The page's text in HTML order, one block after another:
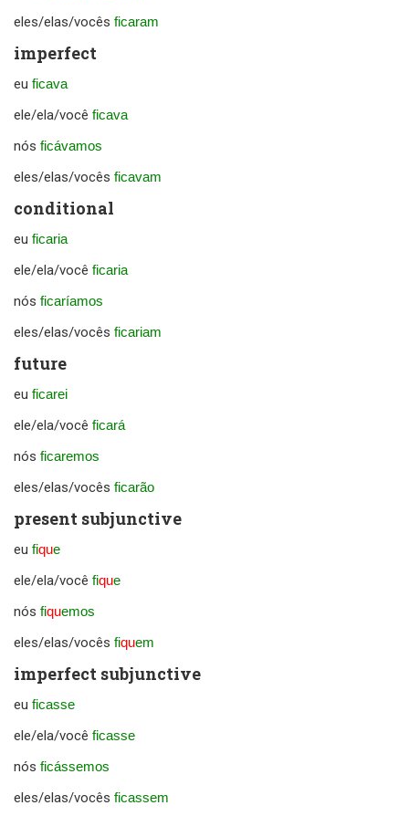
eles/elas/vocês ficaram
imperfect
eu ficava
ele/ela/você ficava
nós ficávamos
eles/elas/vocês ficavam
conditional
eu ficaria
ele/ela/você ficaria
nós ficaríamos
eles/elas/vocês ficariam
future
eu ficarei
ele/ela/você ficará
nós ficaremos
eles/elas/vocês ficarão
present subjunctive
eu fique
ele/ela/você fique
nós fiquemos
eles/elas/vocês fiquem
imperfect subjunctive
eu ficasse
ele/ela/você ficasse
nós ficássemos
eles/elas/vocês ficassem